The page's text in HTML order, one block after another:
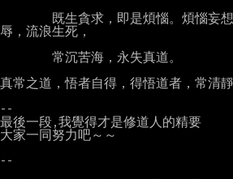
辱，流浪生死，
真常之道，悟者自得，得悟道者，常清靜
--
最後一段,我覺得才是修道人的精要
大家一同努力吧～～
--